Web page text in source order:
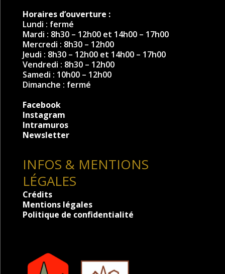
Horaires d’ouverture :
Lundi : fermé
Mardi : 8h30 – 12h00 et 14h00 – 17h00
Mercredi : 8h30 – 12h00
Jeudi : 8h30 – 12h00 et 14h00 – 17h00
Vendredi : 8h30 – 12h00
Samedi : 10h00 – 12h00
Dimanche : fermé
Facebook
Instagram
Intramuros
Newsletter
INFOS & MENTIONS
LÉGALES
Crédits
Mentions légales
Politique de confidentialité